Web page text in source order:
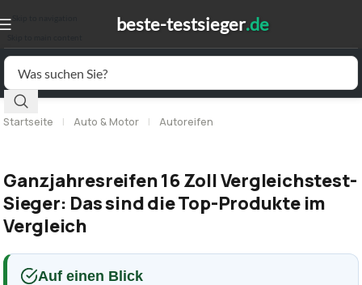
Startseite | Auto & Motor | Autoreifen
Ganzjahresreifen 16 Zoll Vergleichstest-
Sieger: Das sind die Top-Produkte im
Vergleich
Auf einen Blick